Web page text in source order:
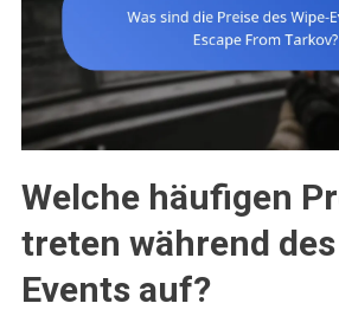
Welche häufigen
treten während
Events auf?